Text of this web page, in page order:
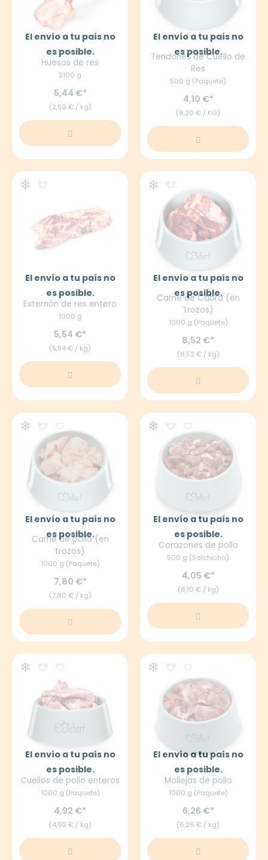
El envío a tu país no
es posible.
Huesos de res
2100 g
5,44 €
(2,59 € / kg)
El envío a tu país no
es posible.
Tendones de Cuello de
Res
500 g (Paquete)
4,10 €
(8,20 € / KG)
El envío a tu país no
es posible.
Esternón de res entero
1000 g
5,54 €
(5,54 € / kg)
El envío a tu país no
es posible.
Carne de Cabra (en
Trozos)
1000 g (Paquete)
8,52 €
(8,52 € / kg)
El envío a tu país no
es posible.
Carne de pollo (en
trozos)
1000 g (Paquete)
7,80 €
(7,80 € / kg)
El envío a tu país no
es posible.
Corazones de pollo
500 g (Salchicha)
4,05 €
(8,10 € / kg)
El envío a tu país no
es posible.
Cuellos de pollo enteros
1000 g (Paquete)
4,92 €
(4,92 € / kg)
El envío a tu país no
es posible.
Mollejas de pollo
1000 g (Paquete)
6,26 €
(6,26 € / kg)